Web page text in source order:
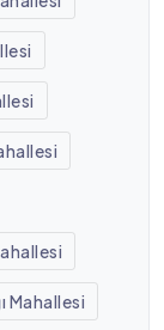
Mahallesi